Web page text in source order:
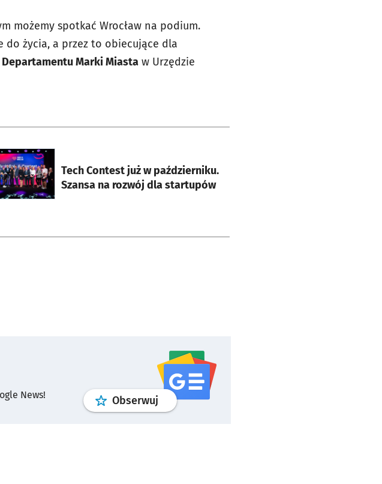
możemy spotkać Wrocław na podium.
do życia, a przez to obiecujące dla
Marki Miasta w Urzędzie
Tech Contest już w październiku.
Szansa na rozwój dla startupów
się w nowej karcie
News!
Obserwuj profilgoogle news